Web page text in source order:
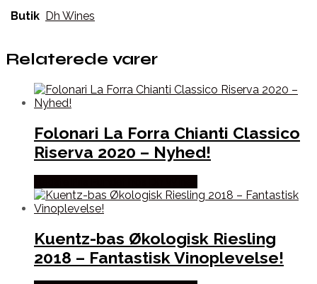
Butik Dh Wines
Relaterede varer
Folonari La Forra Chianti Classico
Riserva 2020 – Nyhed!
Kuentz-bas Økologisk Riesling
2018 – Fantastisk Vinoplevelse!